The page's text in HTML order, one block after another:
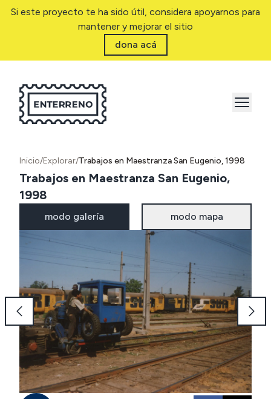
Si este proyecto te ha sido útil, considera apoyarnos para
mantener y mejorar el sitio
dona acá
Inicio/Explorar/Trabajos en Maestranza San Eugenio, 1998
Trabajos en Maestranza San Eugenio,
1998
modo galería modo mapa